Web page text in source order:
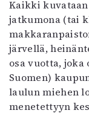
Kaikki
jatkumona (tai
järvellä,
osa vuotta, joka
Suomen)
laulun miehen
menetettyyn